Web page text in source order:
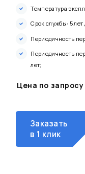
Температура
Срок службы: 5 лет
Периодичность
Периодичность
лет;
Цена по запросу
Заказать
в 1 клик